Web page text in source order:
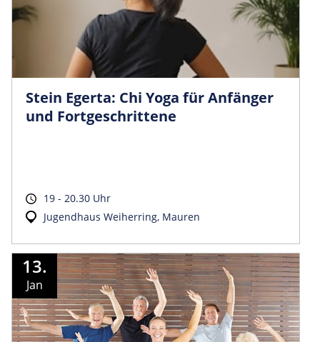
Stein Egerta: Chi Yoga für Anfänger
und Fortgeschrittene
19 - 20.30 Uhr
Jugendhaus Weiherring, Mauren
13.
Jan